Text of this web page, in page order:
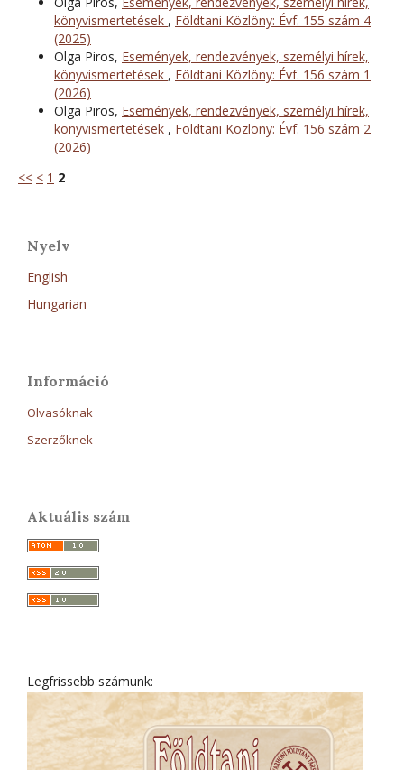
könyvismertetések , Földtani Közlöny: Évf. 155 szám 4
(2025)
Olga Piros, Események, rendezvények, személyi hírek,
könyvismertetések , Földtani Közlöny: Évf. 156 szám 1
(2026)
Olga Piros, Események, rendezvények, személyi hírek,
könyvismertetések , Földtani Közlöny: Évf. 156 szám 2
(2026)
<< < 1 2
Nyelv
English
Hungarian
Információ
Olvasóknak
Szerzőknek
Aktuális szám
Legfrissebb számunk: